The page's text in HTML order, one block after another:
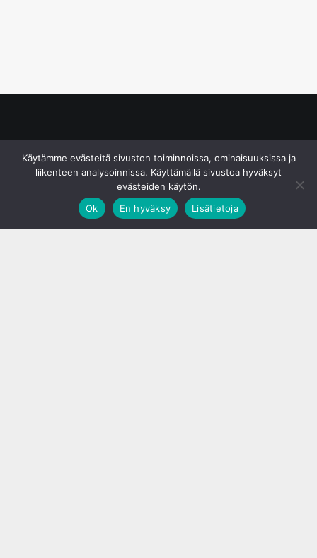
Käytämme evästeitä sivuston toiminnoissa, ominaisuuksissa ja
liikenteen analysoinnissa. Käyttämällä sivustoa hyväksyt
evästeiden käytön.
Ok
En hyväksy Lisätietoja